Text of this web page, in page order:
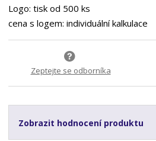
Logo: tisk od 500 ks
cena s logem: individuální kalkulace
Zeptejte se odborníka
Zobrazit hodnocení produktu